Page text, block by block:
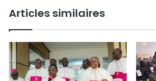
l
a
s
é
c
u
d
s
s
e
q
u
Articles similaires